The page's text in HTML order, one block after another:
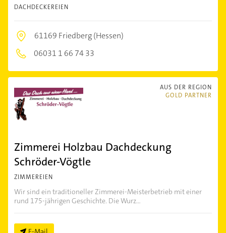
DACHDECKEREIEN
61169 Friedberg (Hessen)
06031 1 66 74 33
AUS DER REGION
GOLD PARTNER
Zimmerei Holzbau Dachdeckung
Schröder-Vögtle
ZIMMEREIEN
Wir sind ein traditioneller Zimmerei-Meisterbetrieb mit einer
rund 175-jährigen Geschichte. Die Wurz...